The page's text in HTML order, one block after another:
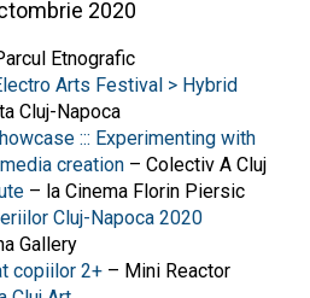
2020
Etnografic
Arts Festival > Hybrid
Cluj-Napoca
::: Experimenting with
creation – Colectiv A Cluj
– la Cinema Florin Piersic
Cluj-Napoca 2020
Gallery
copiilor 2+ – Mini Reactor